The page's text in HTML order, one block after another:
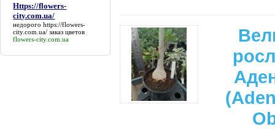
Https://flowers-
city.com.ua/
недорогоhttps://flowers-
city.com.ua/ заказ цветов
flowers-city.com.ua